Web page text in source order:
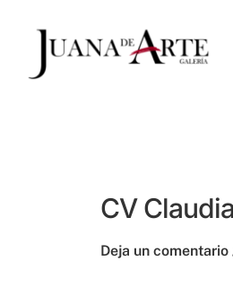
contenido
CV
Deja un comentario